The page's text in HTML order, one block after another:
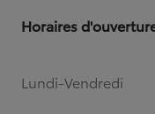
Horaires
Lundi-Vendredi